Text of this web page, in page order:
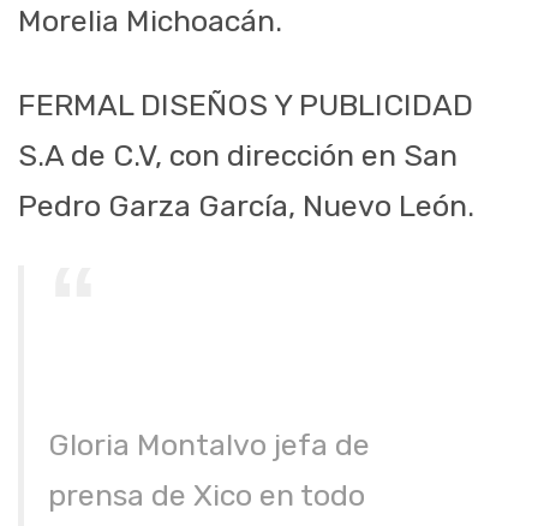
Morelia Michoacán.
FERMAL DISEÑOS Y PUBLICIDAD
S.A de C.V, con dirección en San
Pedro Garza García, Nuevo León.
Gloria Montalvo jefa de
prensa de Xico en todo